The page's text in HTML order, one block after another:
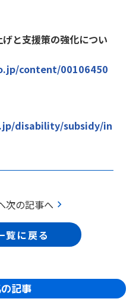
と支援策の強化につい
content/00106450
disability/subsidy/in
次の記事へ chevron_right
覧に戻る
記事